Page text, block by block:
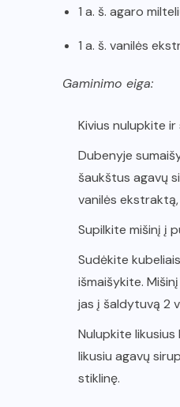
1 a. š. agaro
1 a. š. vanilės
Gaminimo eiga:
Kivius nulupkite
Dubenyje
šaukštus agavų
vanilės
Supilkite mišinį į
Sudėkite
išmaišykite.
jas į šaldytuvą 2
Nulupkite likusius
likusiu agavų
stiklinę.